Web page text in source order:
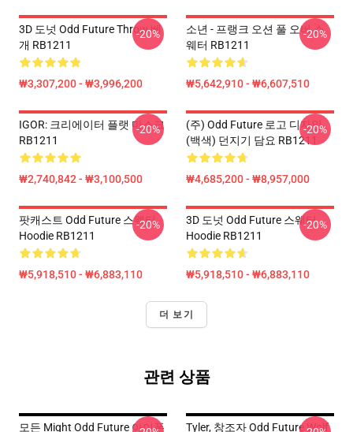
3D 도넛 Odd Future Throw 베
개 RB1211
₩3,307,200 - ₩3,996,200
-20%
소년 - 프랭크 오션 풀 오버 스
웨터 RB1211
₩5,642,910 - ₩6,607,510
-20%
IGOR: 크리에이터 플랫 마스크
RB1211
₩2,740,842 - ₩3,100,500
-20%
(주) Odd Future 로고 디자인
(백색) 던지기 담요 RB1211
₩4,685,200 - ₩8,957,000
-20%
팟캐스트 Odd Future 스웨터
Hoodie RB1211
₩5,918,510 - ₩6,883,110
-20%
3D 도넛 Odd Future 스웨터
Hoodie RB1211
₩5,918,510 - ₩6,883,110
-20%
더 보기
관련 상품
모든 Might Odd Future 아이폰
Tyler, 창조자 Odd Future Wolf